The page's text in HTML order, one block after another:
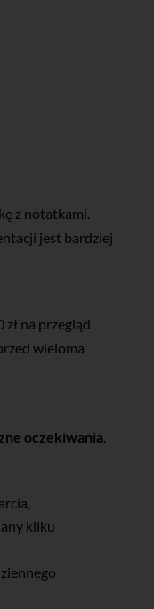
z notatkami.
jest bardziej
na przegląd
wieloma
oczekiwania.
kilku